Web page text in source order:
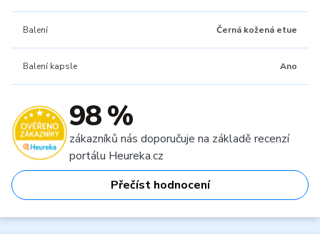
Balení Černá kožená etue
Balení kapsle Ano
98 %
zákazníků nás doporučuje na základě recenzí
portálu Heureka.cz
Přečíst hodnocení